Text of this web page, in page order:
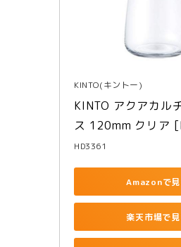
KINTO(キントー)
KINTO アクアカル
ス 120mm クリア
HD3361
Amazonで見
楽天市場で